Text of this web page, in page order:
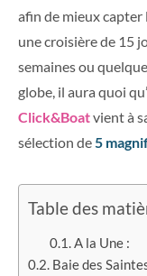
afin de mieux
une croisière de 15
semaines ou
globe, il aura quoi
Click&Boatvient à
sélection de5
Table des
A la Une :
Baie des